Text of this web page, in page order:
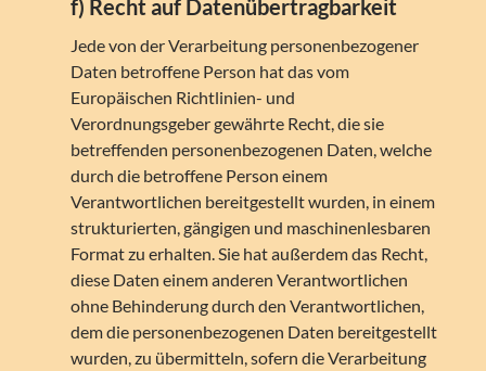
f) Recht auf Datenübertragbarkeit
Jede von der Verarbeitung personenbezogener
Daten betroffene Person hat das vom
Europäischen Richtlinien- und
Verordnungsgeber gewährte Recht, die sie
betreffenden personenbezogenen Daten, welche
durch die betroffene Person einem
Verantwortlichen bereitgestellt wurden, in einem
strukturierten, gängigen und maschinenlesbaren
Format zu erhalten. Sie hat außerdem das Recht,
diese Daten einem anderen Verantwortlichen
ohne Behinderung durch den Verantwortlichen,
dem die personenbezogenen Daten bereitgestellt
wurden, zu übermitteln, sofern die Verarbeitung